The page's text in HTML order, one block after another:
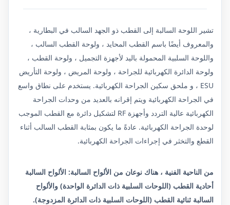
تشير اللوحة السالبة إلى القطب ذو الجهد السالب في البطارية ،
والمعروف أيضًا باسم القطب المحايد ، ولوحة القطب السالب ،
واللوحة السلبية المحمولة باليد لأجهزة التجميل ، ولوحة القطب ،
ولوحة الدائرة الكهربائية للجراحة ، ولوحة المريض ، ولوحة التأريض
ESU ، و ملحق سكين الجراحة الكهربائية. يستخدم على نطاق واسع
في الجراحة الكهربائية ويتم إقرانه بالعديد من وحدات الجراحة
الكهربائية عالية التردد وأجهزة RF لتشكيل دائرة مع القطب الموجب
لوحدة الجراحة الكهربائية. عادةً ما يكون بمثابة القطب السالب أثناء
القطع والتخثر في إجراءات الجراحة الكهربائية.
من الناحية الفنية ، هناك نوعان من الألواح السالبة: الألواح السالبة
أحادية القطب (اللوحات السلبية ذات الدائرة الواحدة) والألواح
السالبة ثنائية القطب (اللوحات السلبية ذات الدائرة المزدوجة).